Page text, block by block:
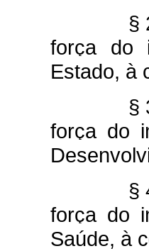
§
força do
Estado, à
§
força do
§
força do
Saúde, à